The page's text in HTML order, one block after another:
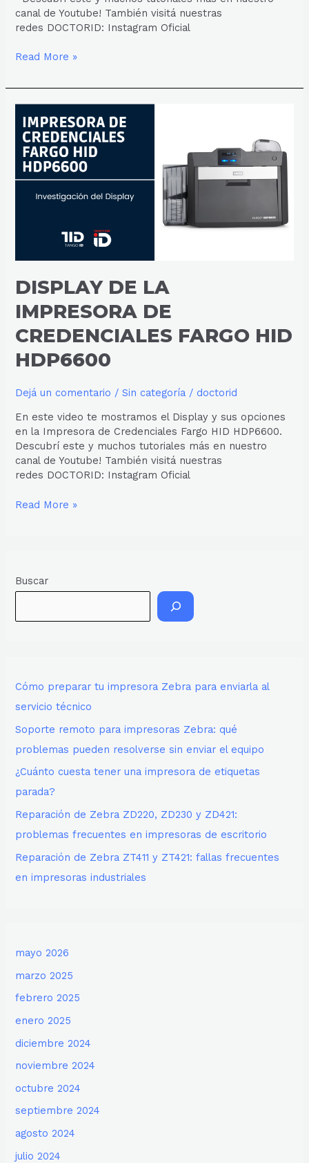
canal de Youtube! También visitá nuestras
redes DOCTORID: Instagram Oficial
Read More »
DISPLAY DE LA
IMPRESORA DE
CREDENCIALES FARGO HID
HDP6600
Dejá un comentario /Sin categoría / doctorid
En este video te mostramos el Display y sus opciones
en la Impresora de Credenciales Fargo HID HDP6600.
Descubrí este y muchos tutoriales más en nuestro
canal de Youtube! También visitá nuestras
redes DOCTORID: Instagram Oficial
DE
LA
IMPRESORA
DE
CREDENCIALES
FARGO
Read More »
Buscar
Cómo preparar tu impresora Zebra para enviarla al
servicio técnico
Soporte remoto para impresoras Zebra: qué
problemas pueden resolverse sin enviar el equipo
¿Cuánto cuesta tener una impresora de etiquetas
parada?
Reparación de Zebra ZD220, ZD230 y ZD421:
problemas frecuentes en impresoras de escritorio
Reparación de Zebra ZT411 y ZT421: fallas frecuentes
en impresoras industriales
mayo 2026
marzo 2025
febrero 2025
enero 2025
diciembre 2024
noviembre 2024
octubre 2024
septiembre 2024
agosto 2024
julio 2024